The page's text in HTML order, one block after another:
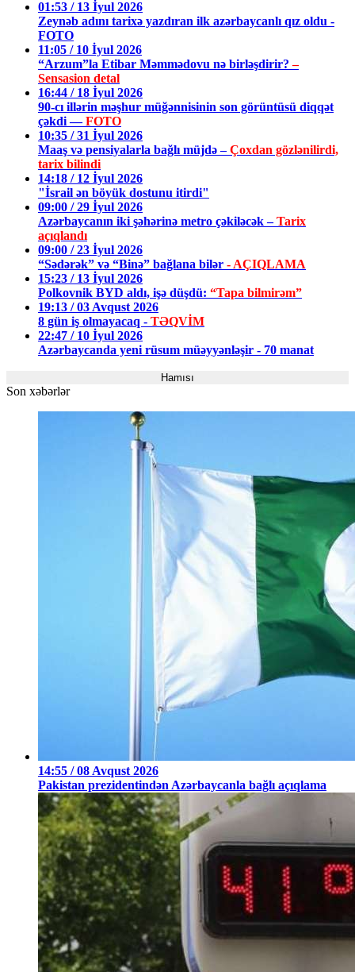
01:53 / 13 İyul 2026
Zeynəb adını tarixə yazdıran ilk azərbaycanlı qız oldu -
FOTO
11:05 / 10 İyul 2026
“Arzum”la Etibar Məmmədovu nə birləşdirir?–
Sensasion detal
16:44 / 18 İyul 2026
90-cı illərin məşhur müğənnisinin son görüntüsü diqqət
çəkdi —FOTO
10:35 / 31 İyul 2026
Maaş və pensiyalarla bağlı müjdə –Çoxdan gözlənilirdi,
tarix bilindi
14:18 / 12 İyul 2026
"İsrail ən böyük dostunu itirdi"
09:00 / 29 İyul 2026
Azərbaycanın iki şəhərinə metro çəkiləcək –Tarix
açıqlandı
09:00 / 23 İyul 2026
“Sədərək” və “Binə” bağlana bilər - AÇIQLAMA
15:23 / 13 İyul 2026
Polkovnik BYD aldı, işə düşdü: “Tapa bilmirəm”
19:13 / 03 Avqust 2026
8 gün iş olmayacaq - TƏQVİM
22:47 / 10 İyul 2026
Azərbaycanda yeni rüsum müəyyənləşir - 70 manat
Hamısı
Son xəbərlər
14:55 / 08 Avqust 2026
Pakistan prezidentindən Azərbaycanla bağlı açıqlama